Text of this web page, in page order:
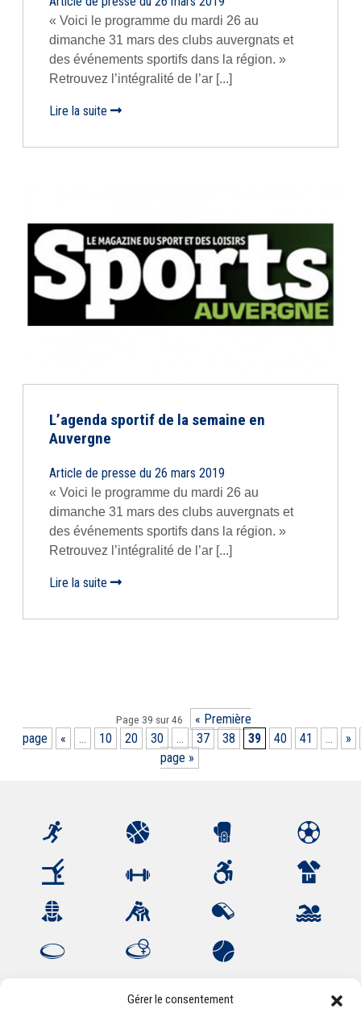
Gérer le consentement
« Voici le programme du mardi 26 au
dimanche 31 mars des clubs auvergnats et
des événements sportifs dans la région. »
Retrouvez l’intégralité de l’ar [...]
Lire la suite
L’agenda sportif de la semaine en
Auvergne
Article de presse du 26 mars 2019
« Voici le programme du mardi 26 au
dimanche 31 mars des clubs auvergnats et
des événements sportifs dans la région. »
Retrouvez l’intégralité de l’ar [...]
Lire la suite
Page 39 sur 46
« Première
page
« ... 10 20 30 ... 37 38 39 40 41 ...
»
page »